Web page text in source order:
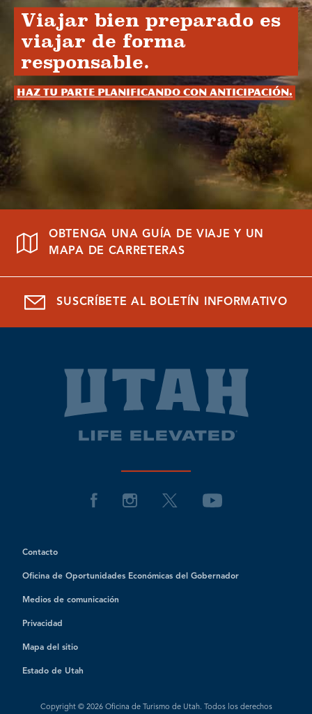
Viajar bien preparado es
viajar de forma
responsable.
Haz tu parte planificando con anticipación.
OBTENGA UNA GUÍA DE VIAJE Y UN
MAPA DE CARRETERAS
SUSCRÍBETE AL BOLETÍN INFORMATIVO
Contacto
Oficina de Oportunidades Económicas del Gobernador
Medios de comunicación
Privacidad
Mapa del sitio
Estado de Utah
Copyright © 2026 Oficina de Turismo de Utah. Todos los derechos